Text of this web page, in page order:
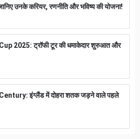
उनके करियर, रणनीति और भविष्य की योजना!
2025: ट्रॉफी टूर की धमाकेदार शुरुआत और
इंग्लैंड में दोहरा शतक जड़ने वाले पहले